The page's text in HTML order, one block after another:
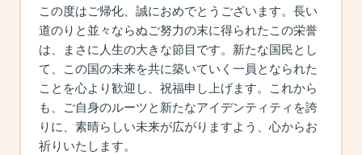
この度はご帰化、誠におめでとうございます。長い
道のりと並々ならぬご努力の末に得られたこの栄誉
は、まさに人生の大きな節目です。新たな国民とし
て、この国の未来を共に築いていく一員となられた
ことを心より歓迎し、祝福申し上げます。これから
も、ご自身のルーツと新たなアイデンティティを誇
りに、素晴らしい未来が広がりますよう、心からお
祈りいたします。